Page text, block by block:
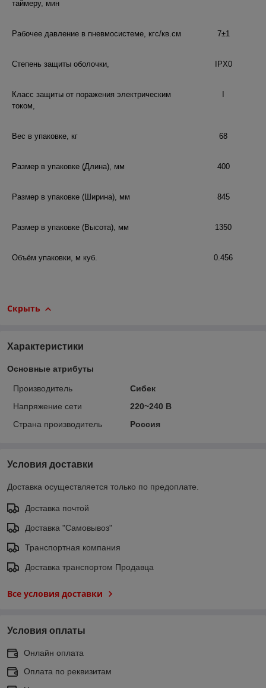
таймеру, мин
Рабочее давление в пневмосистеме, кгс/кв.см 7±1
Степень защиты оболочки, IPX0
Класс защиты от поражения электрическим
током,
Вес в упаковке, кг 68
Размер в упаковке (Длина), мм 400
Размер в упаковке (Ширина), мм 845
Размер в упаковке (Высота), мм 1350
Объём упаковки, м куб. 0.456
Скрыть
Характеристики
Основные атрибуты
Производитель
Сибек
Напряжение сети
220~240 В
Страна производитель
Россия
Условия доставки
Доставка осуществляется только по предоплате.
Доставка почтой
Доставка "Самовывоз"
Транспортная компания
Доставка транспортом Продавца
Все условия доставки
Условия оплаты
Онлайн оплата
Оплата по реквизитам